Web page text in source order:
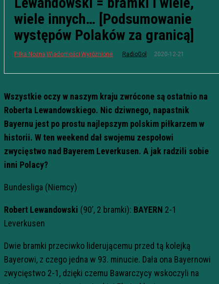
wiele innych… [Podsumowanie
występów Polaków za granicą]
Piłka Nożna Wiadomości Wyróżnione RadioGol 2020-12-21
Wszystkie oczy w naszym kraju zwrócone są ostatnio na
Roberta Lewandowskiego. Nic dziwnego, napastnik
Bayernu jest po prostu najlepszym polskim piłkarzem w
historii. W ten weekend dał swojemu zespołowi
zwycięstwo nad Bayerem Leverkusen. A jak radzili sobie
inni Polacy?
Bundesliga (Niemcy)
Robert Lewandowski (90’, 2 bramki): BAYERN 2-1
Leverkusen
Dwie bramki przeciwko liderującemu przed tą kolejką
Bayerowi, z czego jedna w 93. minucie. Dała ona Bayernowi
zwycięstwo 2-1, dzięki czemu Bawarczycy wskoczyli na